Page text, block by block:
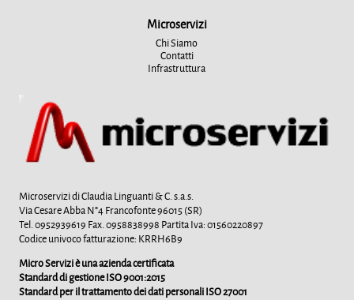
Microservizi
Chi Siamo
Contatti
Infrastruttura
Microservizi di Claudia Linguanti & C. s.a.s.
Via Cesare Abba N°4 Francofonte 96015 (SR)
Tel. 0952939619 Fax. 0958838998 Partita Iva: 01560220897
Codice univoco fatturazione: KRRH6B9
Micro Servizi è una azienda certificata
Standard di gestione ISO 9001:2015
Standard per il trattamento dei dati personali ISO 27001